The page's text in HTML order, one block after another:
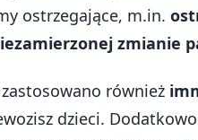
ostrzegające, m.in.
zmianie
również
dzieci.